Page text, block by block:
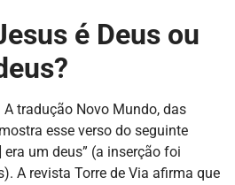
é Deus ou
A tradução Novo Mundo, das
esse verso do seguinte
era um deus” (a inserção foi
A revista Torre de Via afirma que